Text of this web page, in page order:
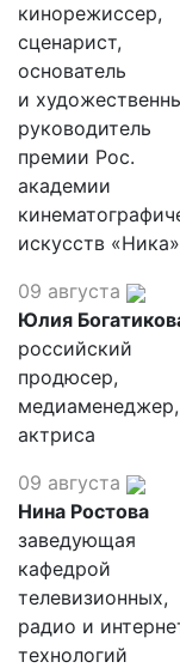
кинорежиссер,
сценарист,
основатель
и
руководитель
премии Рос.
академии
искусств «Ника»
09 августа
Юлия
российский
продюсер,
медиаменеджер,
актриса
09 августа
Нина Ростова
заведующая
кафедрой
телевизионных,
радио и
технологий